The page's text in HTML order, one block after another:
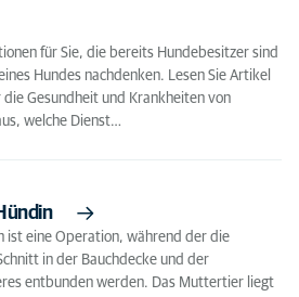
für Sie, die bereits Hundebesitzer sind
Hundes nachdenken. Lesen Sie Artikel
Gesundheit und Krankheiten von
welche Dienst…
ist eine Operation, während der die
in der Bauchdecke und der
entbunden werden. Das Muttertier liegt